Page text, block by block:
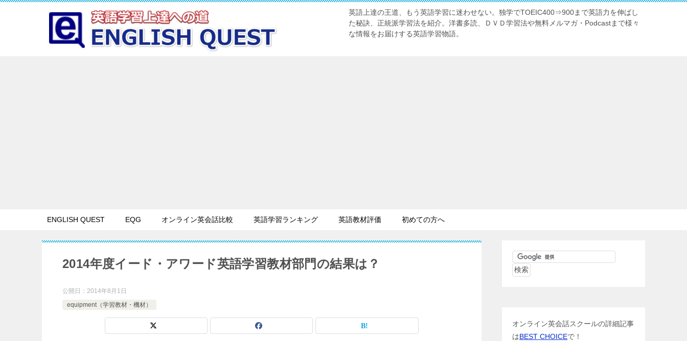
英語上達の王道、もう英語学習に迷わせない。独学でTOEIC400⇒900まで英語力を伸ばし
た秘訣、正統派学習法を紹介。洋書多読、ＤＶＤ学習法や無料メルマガ・Podcastまで様々
な情報をお届けする英語学習物語。
ENGLISH QUEST EQG オンライン英会話比較 英語学習ランキング 英語教材評価 初めての方へ
2014年度イード・アワード英語学習教材部門の結果は？
公開日： 2014年8月1日
equipment（学習教材・機材）
オンライン英会話スクールの詳細記事
はBEST CHOICEで！